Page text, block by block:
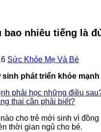
nhiêu tiếng là
Sức Khỏe Mẹ Và Bé
sinh phát triển khỏe
phải học những điều
thai cần phải biết?
cho trẻ mới sinh vì
thời gian ngủ cho bé.